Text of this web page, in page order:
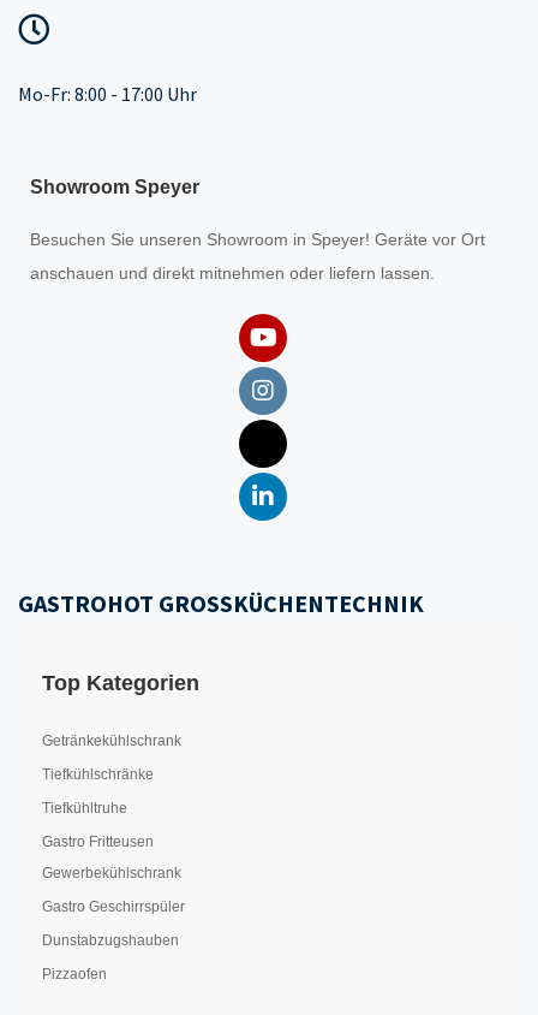
Mo-Fr: 8:00 - 17:00 Uhr
Showroom Speyer
Besuchen Sie unseren Showroom in Speyer! Geräte vor Ort
anschauen und direkt mitnehmen oder liefern lassen.
GASTROHOT GROSSKÜCHENTECHNIK
Top Kategorien
Getränkekühlschrank
Tiefkühlschränke
Tiefkühltruhe
Gastro Fritteusen
Gewerbekühlschrank
Gastro Geschirrspüler
Dunstabzugshauben
Pizzaofen